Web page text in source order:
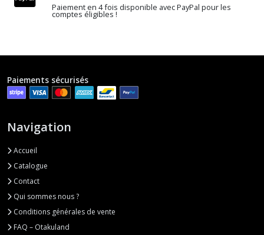
Paiement en 4 fois disponible avec PayPal pour les
comptes éligibles !
Paiements sécurisés
Navigation
Accueil
Catalogue
Contact
Qui sommes nous ?
Conditions générales de vente
FAQ – Otakuland